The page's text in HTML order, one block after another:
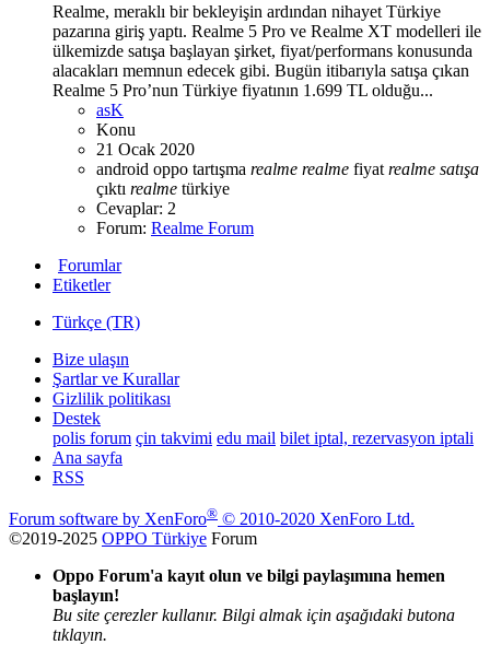
Realme, meraklı bir bekleyişin ardından nihayet Türkiye
pazarına giriş yaptı. Realme 5 Pro ve Realme XT modelleri ile
ülkemizde satışa başlayan şirket, fiyat/performans konusunda
alacakları memnun edecek gibi. Bugün itibarıyla satışa çıkan
Realme 5 Pro’nun Türkiye fiyatının 1.699 TL olduğu...
asK
Konu
21 Ocak 2020
android oppo tartışma realme realme fiyat realme satışa
çıktı realme türkiye
Cevaplar: 2
Forum: Realme Forum
Forumlar
Etiketler
Türkçe (TR)
Bize ulaşın
Şartlar ve Kurallar
Gizlilik politikası
Destek
polis forum çin takvimi edu mail bilet iptal, rezervasyon iptali
Ana sayfa
RSS
Forum software by XenForo® © 2010-2020 XenForo Ltd.
©2019-2025 OPPO Türkiye Forum
Oppo Forum'a kayıt olun ve bilgi paylaşımına hemen
başlayın!
Bu site çerezler kullanır. Bilgi almak için aşağıdaki butona
tıklayın.